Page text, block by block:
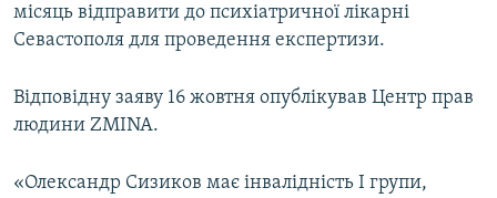
ВІДЕОУРОКИ «ELIFBE»
УКРАЇНСЬКА ПРОБЛЕМА КРИМУ
Русский
місяць відправити до психіатричної лікарні
Севастополя для проведення експертизи.
Відповідну заяву 16 жовтня опублікував Центр прав
людини ZMINA.
«Олександр Сизиков має інвалідність I групи,